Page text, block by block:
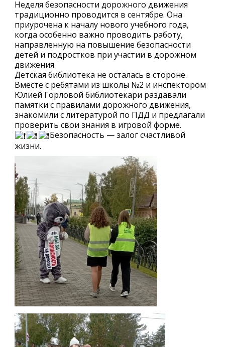
Неделя безопасности дорожного движения
традиционно проводится в сентябре. Она
приурочена к началу нового учебного года,
когда особенно важно проводить работу,
направленную на повышение безопасности
детей и подростков при участии в дорожном
движения.
Детская библиотека не осталась в стороне.
Вместе с ребятами из школы №2 и инспектором
Юлией Горловой библиотекари раздавали
памятки с правилами дорожного движения,
знакомили с литературой по ПДД и предлагали
проверить свои знания в игровой форме.
Безопасность — залог счастливой
жизни.